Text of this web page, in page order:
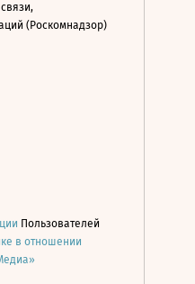
(Роскомнадзор)
Пользователей
в отношении